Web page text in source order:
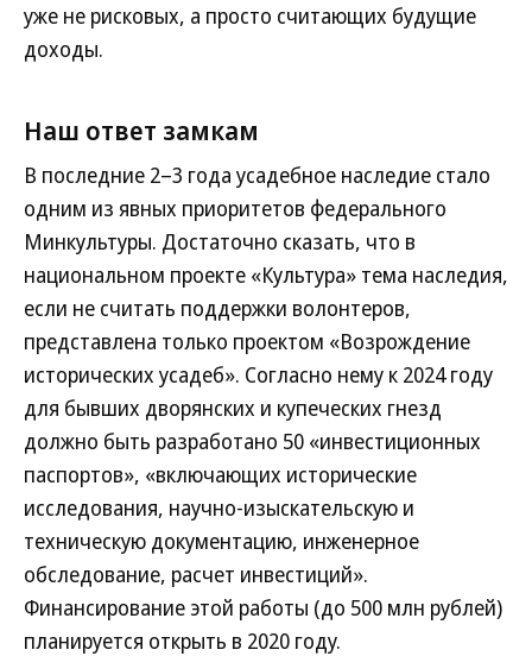
уже не рисковых, а просто считающих будущие
доходы.
Наш ответ замкам
В последние 2–3 года усадебное наследие стало
одним из явных приоритетов федерального
Минкультуры. Достаточно сказать, что в
национальном проекте «Культура» тема наследия,
если не считать поддержки волонтеров,
представлена только проектом «Возрождение
исторических усадеб». Согласно нему к 2024 году
для бывших дворянских и купеческих гнезд
должно быть разработано 50 «инвестиционных
паспортов», «включающих исторические
исследования, научно-изыскательскую и
техническую документацию, инженерное
обследование, расчет инвестиций».
Финансирование этой работы (до 500 млн рублей)
планируется открыть в 2020 году.